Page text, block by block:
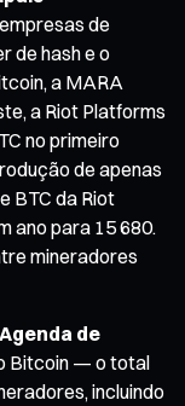
de
de hash e o
a MARA
a Riot Platforms
no primeiro
de apenas
BTC da Riot
ano para 15 680.
mineradores
de
Bitcoin — o total
incluindo